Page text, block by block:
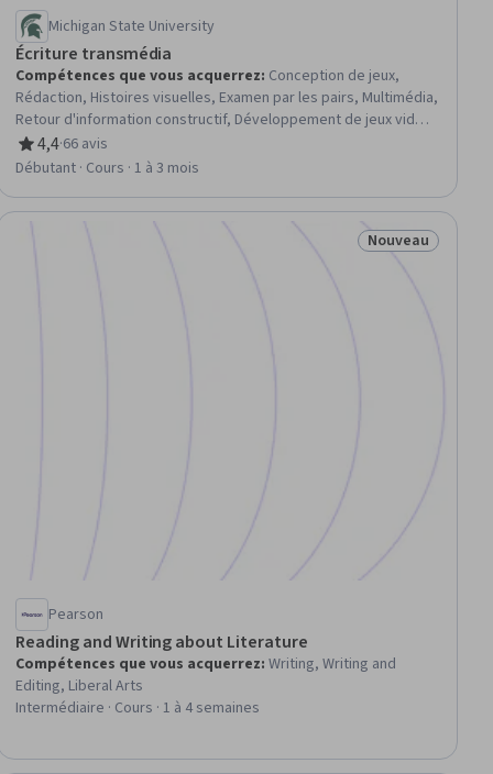
Michigan State University
Écriture transmédia
Compétences que vous acquerrez: Conception de jeux,
Rédaction, Histoires visuelles, Examen par les pairs, Multimédia,
Retour d'information constructif, Développement de jeux vidéo,
Pensée créative, Création de contenu, Rédaction et édition,
Récit de l'histoire
4,4
évaluation, 4,4 sur 5 étoiles
·66 avis
Débutant · Cours · 1 à 3 mois
Statut : Nouveau
Nouveau
Pearson
Reading and Writing about Literature
Compétences que vous acquerrez:Writing, Writing and
Editing, Liberal Arts
Intermédiaire · Cours · 1 à 4 semaines